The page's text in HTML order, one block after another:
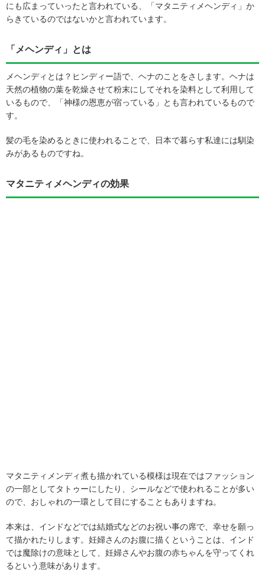
にも広まっていったと言われている、「マタニティメヘンディ」か
らきているのではないかと言われています。
「メヘンディ」とは
メヘンディとは？ヒンディー語で、ヘナのことをさします。ヘナは
天然の植物の葉を乾燥させて粉末にしてそれを染料として利用して
いるもので、「神様の恩恵が宿っている」とも言われているもので
す。
髪の毛を染めるときに使われることで、日本で暮らす私達には馴染
みがあるものですね。
マタニティメヘンディの効果
マタニティメンディ煮も描かれている模様は現在ではファッション
の一部としてタトゥーにしたり、シールなどで使われることが多い
ので、おしゃれの一環として目にすることもありますね。
本来は、インドなどでは結婚式などのお祝い事の席で、幸せを願っ
て描かれたりします。妊婦さんのお腹に描くということは、インド
では魔除けの意味として、妊婦さんやお腹の赤ちゃんを守ってくれ
るという意味があります。